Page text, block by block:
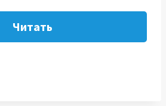
Читать